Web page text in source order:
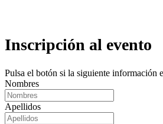
Inscripción al evento
Pulsa el botón si la siguiente información
Nombres
Apellidos